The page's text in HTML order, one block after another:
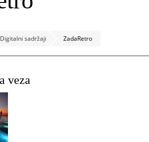
Digitalni sadržaji ZadaRetro
veza